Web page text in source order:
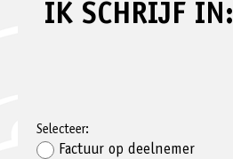
IK SCHRIJF IN:
Selecteer:
Factuur op deelnemer